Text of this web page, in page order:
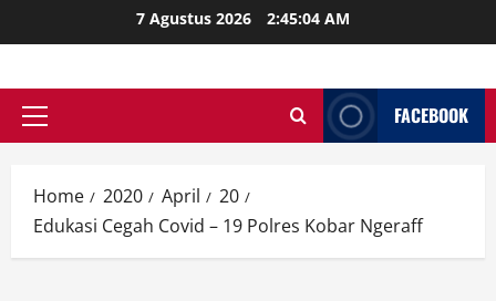
to
7 Agustus 2026 2:45:06 AM
Primary
FACEBOOK
Home 2020 April
20
Edukasi Cegah Covid – 19 Polres Kobar Ngeraff